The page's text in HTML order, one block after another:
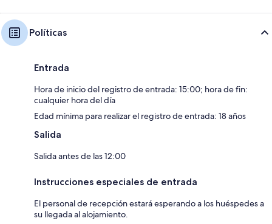
Políticas
Entrada
Hora de inicio del registro de entrada: 15:00; hora de fin:
cualquier hora del día
Edad mínima para realizar el registro de entrada: 18 años
Salida
Salida antes de las 12:00
Instrucciones especiales de entrada
El personal de recepción estará esperando a los huéspedes a
su llegada al alojamiento.